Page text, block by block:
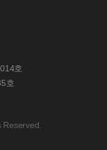
호
호